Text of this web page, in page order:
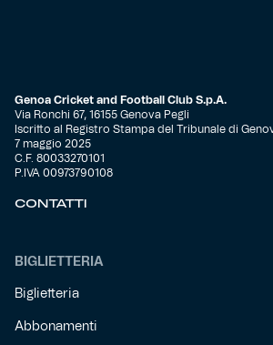
Genoa Cricket and Football Club S.p.A.
Via Ronchi 67, 16155 Genova Pegli
Iscritto al Registro Stampa del Tribunale di
7 maggio 2025
C.F. 80033270101
P.IVA 00973790108
CONTATTI
BIGLIETTERIA
Biglietteria
Abbonamenti